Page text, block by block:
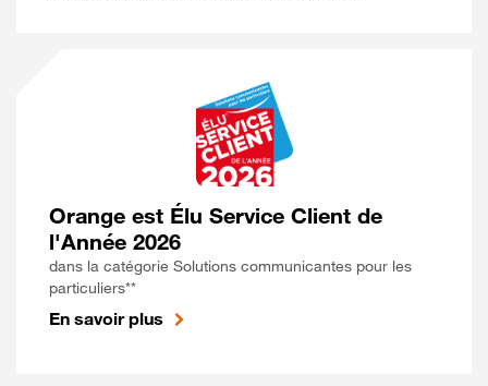
Orange est Élu Service Client de
l'Année 2026
dans la catégorie Solutions communicantes pour les
particuliers**
En savoir plus